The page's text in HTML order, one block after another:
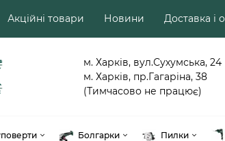
Акційні товари Новини Доставка і
м. Харків, вул.Сухумська, 24
м. Харків, пр.Гагаріна, 38
(Тимчасово не працює)
Болгарки Пилки